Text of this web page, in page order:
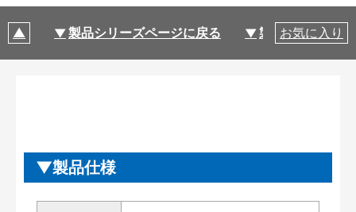
製品シリーズページに戻る 製品仕様
お気に入り
製品仕様